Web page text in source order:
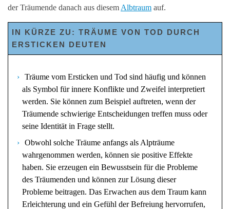
der Träumende danach aus diesem Albtraum auf.
IN KÜRZE ZU: TRÄUME VON TOD DURCH
ERSTICKEN DEUTEN
Träume vom Ersticken und Tod sind häufig und können
als Symbol für innere Konflikte und Zweifel interpretiert
werden. Sie können zum Beispiel auftreten, wenn der
Träumende schwierige Entscheidungen treffen muss oder
seine Identität in Frage stellt.
Obwohl solche Träume anfangs als Alpträume
wahrgenommen werden, können sie positive Effekte
haben. Sie erzeugen ein Bewusstsein für die Probleme
des Träumenden und können zur Lösung dieser
Probleme beitragen. Das Erwachen aus dem Traum kann
Erleichterung und ein Gefühl der Befreiung hervorrufen,